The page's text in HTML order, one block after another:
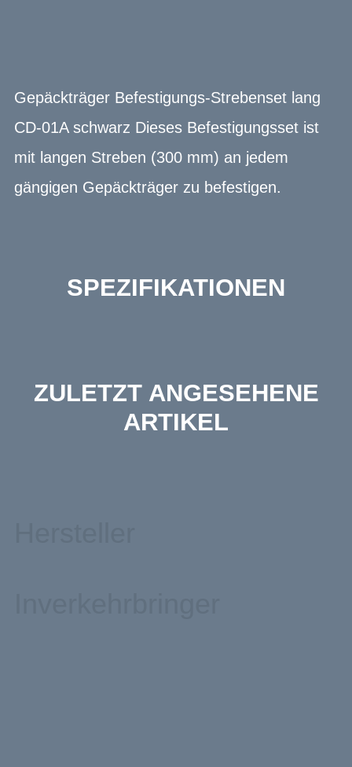
Gepäckträger Befestigungs-Strebenset lang
CD-01A schwarz Dieses Befestigungsset ist
mit langen Streben (300 mm) an jedem
gängigen Gepäckträger zu befestigen.
SPEZIFIKATIONEN
ZULETZT ANGESEHENE
ARTIKEL